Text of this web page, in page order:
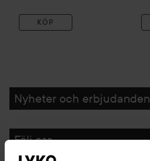
KÖP
Nyheter och erbjudanden
Följ oss